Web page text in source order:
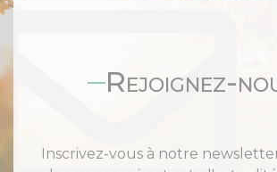
Rejoignez-
Inscrivez-vous à notre